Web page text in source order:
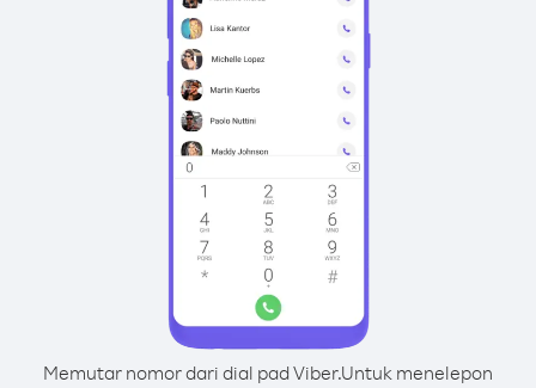
Memutar nomor dari dial pad Viber.Untuk menelepon